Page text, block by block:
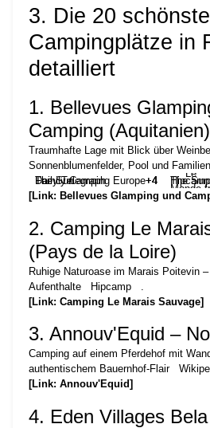
3. Die 20
Campingplätze in
detailliert
1. Bellevues
Camping (Aquitanien)
Traumhafte Lage mit Blick über
Sonnenblumenfelder, Pool und
Daily Telegraph
+4
Family Camping Europe+4
The Sun +4
Le
Monde.fr
Hipcamp
The Sun
[Link: Bellevues Glamping und
2. Camping Le
(Pays de la Loire)
Ruhige Naturoase im Marais Poitevin
Aufenthalte
Hipcamp
[Link: Camping Le Marais Sauvage]
3. Annouv'Equid –
Camping auf einem Pferdehof mit
authentischem Bauernhof-Flair
[Link: Annouv'Equid]
4. Eden Villages